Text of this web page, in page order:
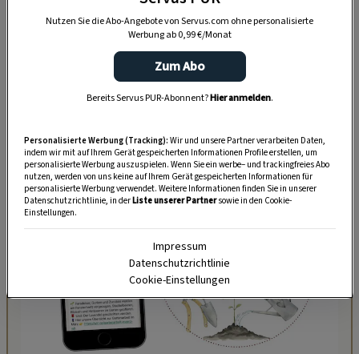
Tierarzt. Sie haben lange Zeit, um ein Gewicht
von ca. 130 kg zu erreichen und werden
ausschließlich mit hochwertigen Futtermitteln
gefüttert: Getreide, Pferdebohnen… – kein Soja.
Schlussendlich werden die Erzeugnisse in 100%
Nutzen Sie die Abo-Angebote von Servus.com ohne personalisierte
Werbung ab 0,99 €/Monat
Zum Abo
Bereits Servus PUR-Abonnent?Hier anmelden.
Personalisierte Werbung (Tracking): Wir und unsere Partner verarbeiten Daten,
indem wir mit auf Ihrem Gerät gespeicherten Informationen Profile erstellen, um
personalisierte Werbung auszuspielen. Wenn Sie ein werbe– und trackingfreies Abo
nutzen, werden von uns keine auf Ihrem Gerät gespeicherten Informationen für
personalisierte Werbung verwendet. Weitere Informationen finden Sie in unserer
Datenschutzrichtlinie, in derListe unserer Partnersowie in den Cookie-
Einstellungen.
Impressum
Datenschutzrichtlinie
Cookie-Einstellungen